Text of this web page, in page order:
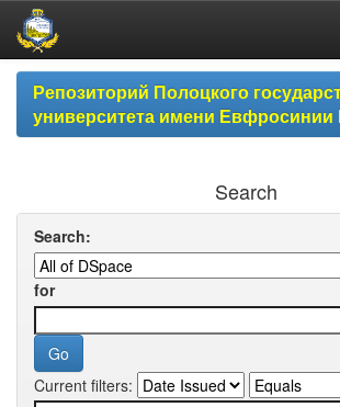
Skip
navigationРепозиторий Полоцкого
университета имени Евфросинии
Search
Search:
for
Current filters: